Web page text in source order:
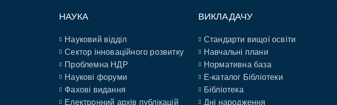
НАУКА
Науковий відділ
Сектор інноваційного розвитку
Проблемна НДР
Наукові форуми
Фахові видання
Електронний архів публікацій
ВИКЛАДАЧУ
Стандарти вищої освіти
Навчальні плани
Нормативна база
E-каталог Бібліотеки
Бібліотека
Дні народження